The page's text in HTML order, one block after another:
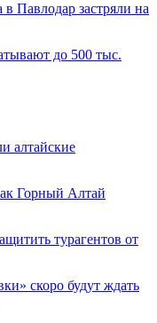
Павлодар застряли на
до 500 тыс.
алтайские
Горный Алтай
турагентов от
скоро будут ждать